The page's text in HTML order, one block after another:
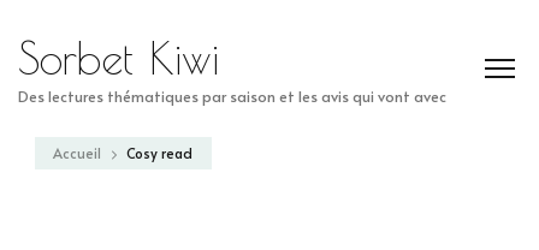
Sorbet Kiwi
Des lectures thématiques par saison et les avis qui vont avec
Accueil Cosy read